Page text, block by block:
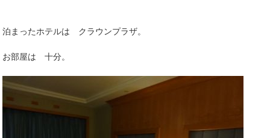
泊まったホテルは クラウンプラザ。
お部屋は 十分。